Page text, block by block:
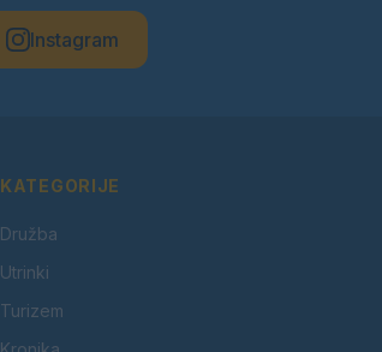
Instagram
KATEGORIJE
Družba
Utrinki
Turizem